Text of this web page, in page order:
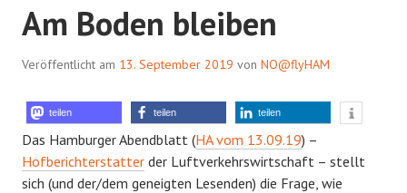
Am Boden bleiben
Veröffentlicht am 13. September 2019 von NO@flyHAM
teilen teilen teilen
Das Hamburger Abendblatt (HA vom 13.09.19) –
Hofberichterstatter der Luftverkehrswirtschaft – stellt
sich (und der/dem geneigten Lesenden) die Frage, wie